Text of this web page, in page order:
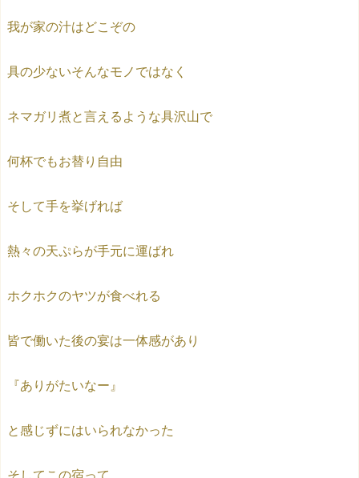
我が家の汁はどこぞの
具の少ないそんなモノではなく
ネマガリ煮と言えるような具沢山で
何杯でもお替り自由
そして手を挙げれば
熱々の天ぷらが手元に運ばれ
ホクホクのヤツが食べれる
皆で働いた後の宴は一体感があり
『ありがたいなー』
と感じずにはいられなかった
そしてこの宿って